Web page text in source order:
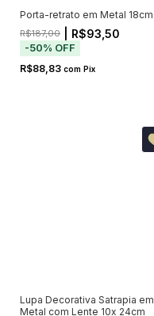
Porta-retrato em Metal 18cm
R$187,00 | R$93,50
-50% OFF
R$88,83 com Pix
Lupa Decorativa Satrapia em
Metal com Lente 10x 24cm